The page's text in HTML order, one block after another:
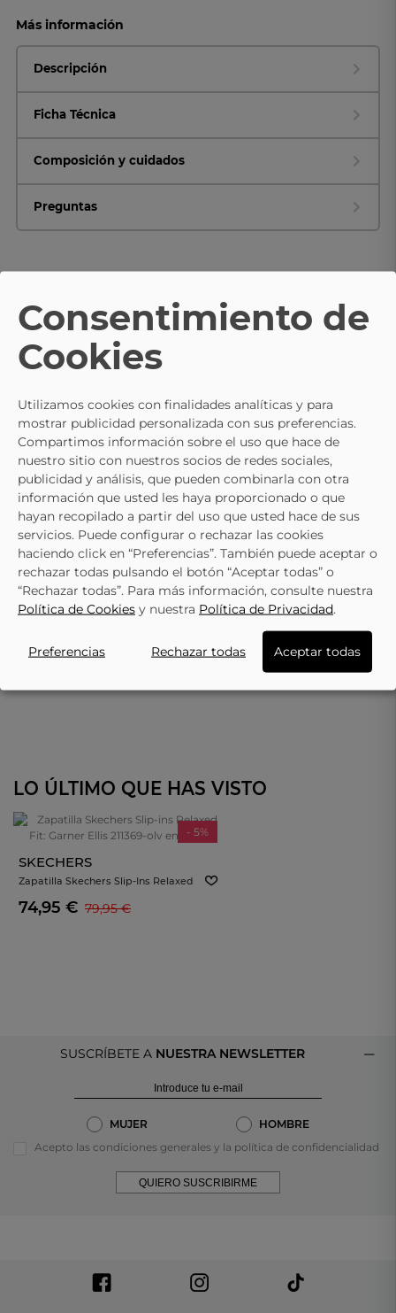
Más información
Descripción
Ficha Técnica
Composición y cuidados
Preguntas
Zapatillas Veganas Para Hombre
SKECHERS Slip-Ins RF: Slade Quinto
210810-BLU Azul Marino
79,95 €
Canyon Redwick Negro Para
Hombre
57,95 € 64,95 €
LO ÚLTIMO QUE HAS VISTO
- 5%
SKECHERS
Zapatilla Skechers Slip-Ins Relaxed
Fit: Garner Ellis 211369-Olv En Verde
74,95 € 79,95 €
SUSCRÍBETE A NUESTRA NEWSLETTER
MUJER
HOMBRE
Acepto las condiciones generales y la política de confidencialidad
QUIERO SUSCRIBIRME
Consentimiento de
Cookies
Utilizamos cookies con finalidades analíticas y para
mostrar publicidad personalizada con sus preferencias.
Compartimos información sobre el uso que hace de
nuestro sitio con nuestros socios de redes sociales,
publicidad y análisis, que pueden combinarla con otra
información que usted les haya proporcionado o que
hayan recopilado a partir del uso que usted hace de sus
servicios. Puede configurar o rechazar las cookies
haciendo click en “Preferencias”. También puede aceptar o
rechazar todas pulsando el botón “Aceptar todas” o
“Rechazar todas”. Para más información, consulte nuestra
Política de Cookies y nuestra Política de Privacidad.
Preferencias Rechazar todas Aceptar todas